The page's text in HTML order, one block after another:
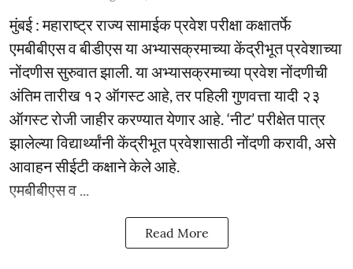
मुंबई : महाराष्ट्र राज्य सामाईक प्रवेश परीक्षा कक्षातर्फे
एमबीबीएस व बीडीएस या अभ्यासक्रमाच्या केंद्रीभूत प्रवेशाच्या
नोंदणीस सुरुवात झाली. या अभ्यासक्रमाच्या प्रवेश नोंदणीची
अंतिम तारीख १२ ऑगस्ट आहे, तर पहिली गुणवत्ता यादी २३
ऑगस्ट रोजी जाहीर करण्यात येणार आहे. ‘नीट’ परीक्षेत पात्र
झालेल्या विद्यार्थ्यांनी केंद्रीभूत प्रवेशासाठी नोंदणी करावी, असे
आवाहन सीईटी कक्षाने केले आहे.
एमबीबीएस व ...
Read More